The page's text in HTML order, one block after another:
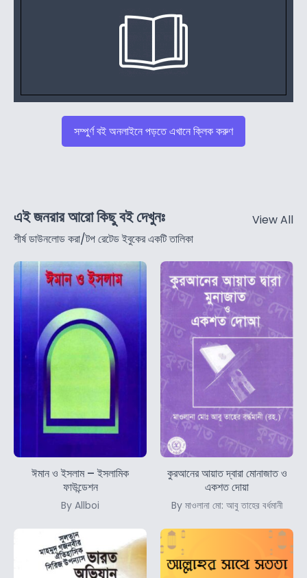
সম্পুর্ণ বই অনলাইনে পড়তে এখানে ক্লিক করুণ
এই জনরার আরো কিছু বই দেখুনঃ
শীর্ষ ডাউনলোড করা/টপ রেটেড ইবুকের একটি তালিকা
View All
ঈমান ও ইসলাম – ইসলামিক
ফাউন্ডেশন
By Allboi
কুরআনের আয়াত দ্বারা মোনাজাত ও
একশত দোয়া
By মাওলানা মো: আবু তাহের বর্ধমানী